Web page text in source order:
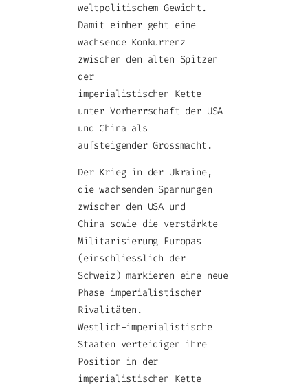
weltpolitischem Gewicht.
Damit einher geht eine
wachsende Konkurrenz
zwischen den alten Spitzen
der
imperialistischen Kette
unter Vorherrschaft der USA
und China als
aufsteigender Grossmacht.
Der Krieg in der Ukraine,
die wachsenden Spannungen
zwischen den USA und
China sowie die verstärkte
Militarisierung Europas
(einschliesslich der
Schweiz) markieren eine neue
Phase imperialistischer
Rivalitäten.
Westlich-imperialistische
Staaten verteidigen ihre
Position in der
imperialistischen Kette